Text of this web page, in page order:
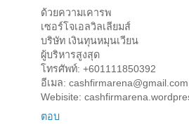
ด้วยความเคารพ
เซอร์โจเอลวิลเลียมส์
บริษัท เงินทุนหมุนเวียน
ผู้บริหารสูงสุด
โทรศัพท์: +601111850392
อีเมล: cashfirmarena@gmail.com
Webisite:
ตอบ